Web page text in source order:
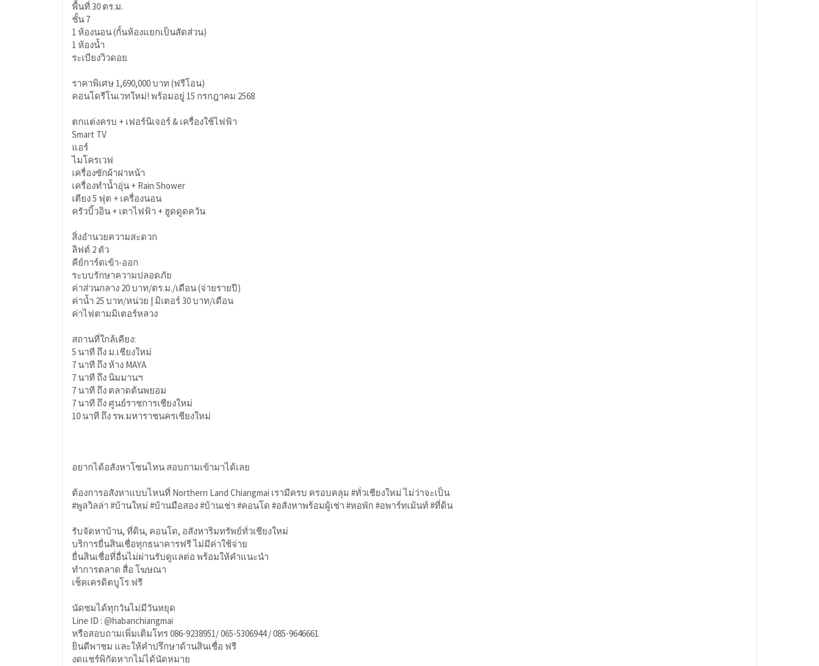
พื้นที่ 30 ตร.ม.
ชั้น 7
1 ห้องนอน (กั้นห้องแยกเป็นสัดส่วน)
1 ห้องน้ำ
ระเบียงวิวดอย
ราคาพิเศษ 1,690,000 บาท (ฟรีโอน)
คอนโดรีโนเวทใหม่! พร้อมอยู่ 15 กรกฎาคม 2568
ตกแต่งครบ + เฟอร์นิเจอร์ & เครื่องใช้ไฟฟ้า
Smart TV
แอร์
ไมโครเวฟ
เครื่องซักผ้าฝาหน้า
เครื่องทำน้ำอุ่น + Rain Shower
เตียง 5 ฟุต + เครื่องนอน
ครัวบิ้วอิน + เตาไฟฟ้า + ฮูดดูดควัน
สิ่งอำนวยความสะดวก
ลิฟต์ 2 ตัว
คีย์การ์ดเข้า-ออก
ระบบรักษาความปลอดภัย
ค่าส่วนกลาง 20 บาท/ตร.ม./เดือน (จ่ายรายปี)
ค่าน้ำ 25 บาท/หน่วย | มิเตอร์ 30 บาท/เดือน
ค่าไฟตามมิเตอร์หลวง
สถานที่ใกล้เคียง:
5 นาที ถึง ม.เชียงใหม่
7 นาที ถึง ห้าง MAYA
7 นาที ถึง นิมมานฯ
7 นาที ถึง ตลาดต้นพยอม
7 นาที ถึง ศูนย์ราชการเชียงใหม่
10 นาที ถึง รพ.มหาราชนครเชียงใหม่
อยากได้อสังหาโซนไหน สอบถามเข้ามาได้เลย
ต้องการอสังหาแบบไหนที่ Northern Land Chiangmai เรามีครบ ครอบคลุม #ทั่วเชียงใหม่ ไม่ว่าจะเป็น
#พูลวิลล่า #บ้านใหม่ #บ้านมือสอง #บ้านเช่า #คอนโด #อสังหาพร้อมผู้เช่า #หอพัก #อพาร์ทเม้นท์ #ที่ดิน
รับจัดหาบ้าน, ที่ดิน, คอนโด, อสังหาริมทรัพย์ทั่วเชียงใหม่
บริการยื่นสินเชื่อทุกธนาคารฟรี ไม่มีค่าใช้จ่าย
ยื่นสินเชื่อที่อื่นไม่ผ่านรับดูแลต่อ พร้อมให้คำแนะนำ
ทำการตลาด สื่อ โฆษณา
เช็คเครดิตบูโร ฟรี
นัดชมได้ทุกวันไม่มีวันหยุด
Line ID : @habanchiangmai
หรือสอบถามเพิ่มเติมโทร 086-9238951/ 065-5306944 / 085-9646661
ยินดีพาชม และให้คำปรึกษาด้านสินเชื่อ ฟรี
งดแชร์พิกัดหากไม่ได้นัดหมาย